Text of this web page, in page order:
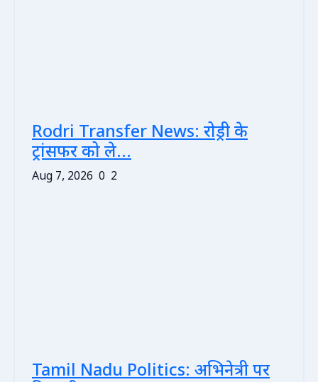
Rodri Transfer News: रोड्री के
ट्रांसफर को ले...
Aug 7, 2026 0 2
Tamil Nadu Politics: अभिनेत्री पर